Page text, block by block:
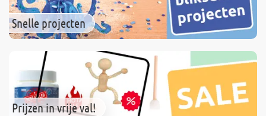
Snelle projecten
Prijzen in vrije val!